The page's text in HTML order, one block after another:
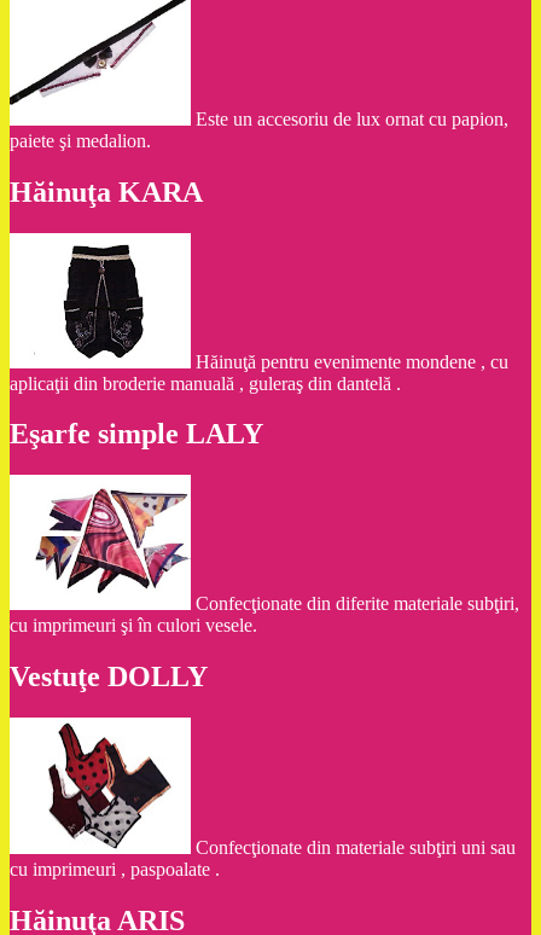
Este un accesoriu de lux ornat cu papion,
paiete şi medalion.
Hăinuţa KARA
Hăinuţă pentru evenimente mondene , cu
aplicaţii din broderie manuală , guleraş din dantelă .
Eşarfe simple LALY
Confecţionate din diferite materiale subţiri,
cu imprimeuri şi în culori vesele.
Vestuţe DOLLY
Confecţionate din materiale subţiri uni sau
cu imprimeuri , paspoalate .
Hăinuţa ARIS